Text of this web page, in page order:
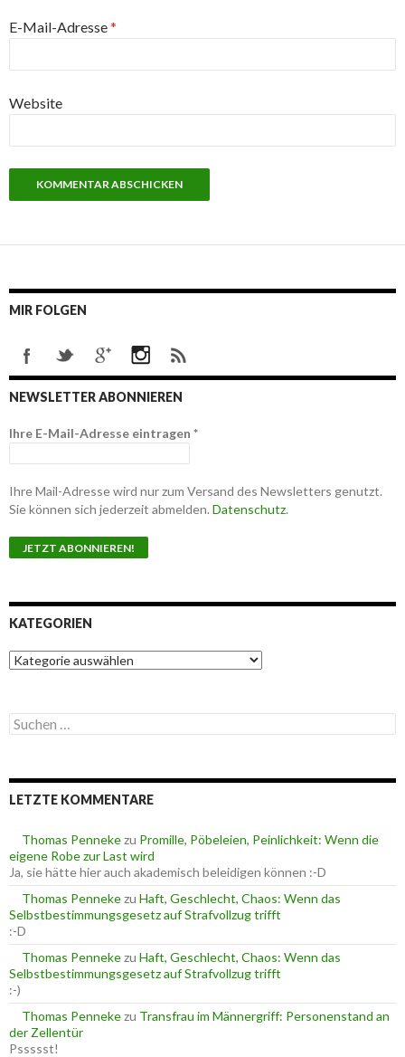
E-Mail-Adresse*
Website
MIR FOLGEN
NEWSLETTER ABONNIEREN
Ihre E-Mail-Adresse eintragen *
Ihre Mail-Adresse wird nur zum Versand des Newsletters genutzt.
Sie können sich jederzeit abmelden. Datenschutz.
KATEGORIEN
K
a
g
o
n
S
u
e
n
c
h
:
LETZTE KOMMENTARE
Thomas Pennekezu Promille, Pöbeleien, Peinlichkeit: Wenn die
eigene Robe zur Last wird
Ja, sie hätte hier auch akademisch beleidigen können :-D
Thomas Pennekezu Haft, Geschlecht, Chaos: Wenn das
Selbstbestimmungsgesetz auf Strafvollzug trifft
:-D
Thomas Pennekezu Haft, Geschlecht, Chaos: Wenn das
Selbstbestimmungsgesetz auf Strafvollzug trifft
:-)
Thomas Pennekezu Transfrau im Männergriff: Personenstand an
der Zellentür
Pssssst!